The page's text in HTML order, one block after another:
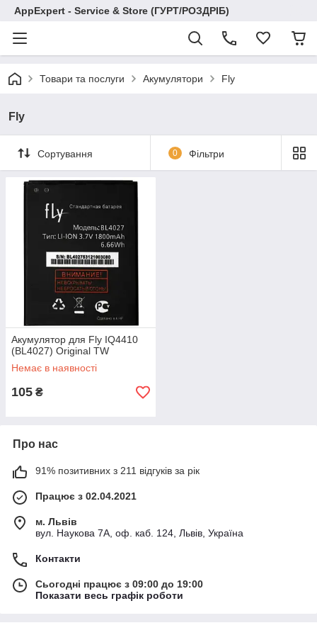
AppExpert - Service & Store (ГУРТ/РОЗДРІБ)
Товари та послуги Акумулятори Fly
Fly
Сортування 0 Фільтри
Акумулятор для Fly IQ4410
(BL4027) Original TW
Немає в наявності
105 ₴
Про нас
91% позитивних з 211 відгуків за рік
Працює з 02.04.2021
м. Львів
вул. Наукова 7А, оф. каб. 124, Львів, Україна
Контакти
Сьогодні працює з 09:00 до 19:00
Показати весь графік роботи